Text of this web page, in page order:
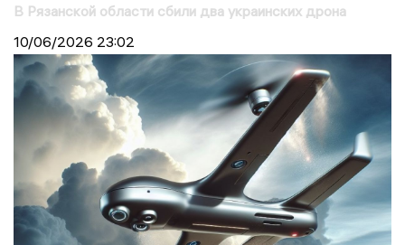
В Рязанской области сбили два украинских дрона
10/06/2026 23:02